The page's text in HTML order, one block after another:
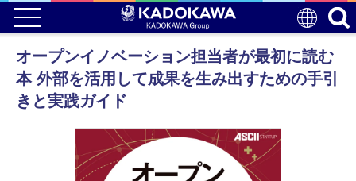
オープンイノベーション担当者が最初に読む
本 外部を活用して成果を生み出すための手引
きと実践ガイド